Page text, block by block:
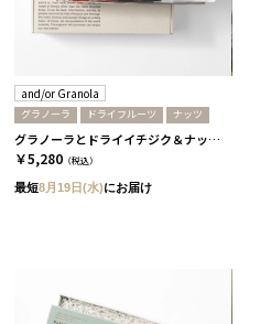
and/or Granola
グラノーラ ドライフルーツ ナッツ
グラノーラとドライイチジク＆ナッツセット/ 5個セット［and/or Granola］
￥5,280 （税込）
最短8月19日(水)にお届け